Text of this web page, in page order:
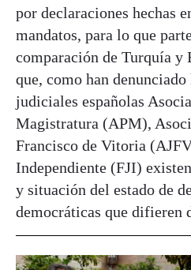
por declaraciones hechas
mandatos, para lo que
comparación de Turquía y
que, como han denunciado
judiciales españolas
Magistratura (APM),
Francisco de Vitoria
Independiente (FJI)
y situación del estado de
democráticas que difieren